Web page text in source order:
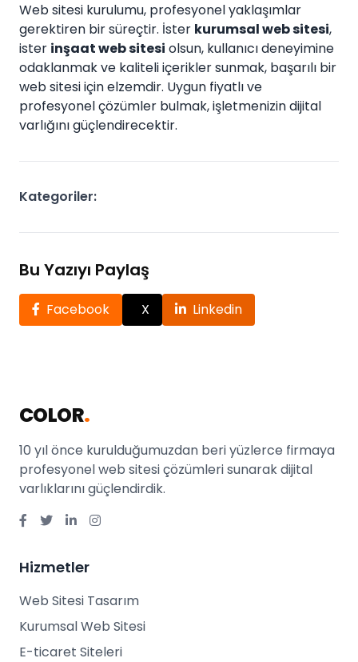
Web sitesi kurulumu, profesyonel yaklaşımlar
gerektiren bir süreçtir. İster kurumsal web sitesi,
ister inşaat web sitesi olsun, kullanıcı deneyimine
odaklanmak ve kaliteli içerikler sunmak, başarılı bir
web sitesi için elzemdir. Uygun fiyatlı ve
profesyonel çözümler bulmak, işletmenizin dijital
varlığını güçlendirecektir.
Kategoriler:
Bu Yazıyı Paylaş
Facebook X Linkedin
COLOR.
10 yıl önce kurulduğumuzdan beri yüzlerce firmaya
profesyonel web sitesi çözümleri sunarak dijital
varlıklarını güçlendirdik.
Hizmetler
Web Sitesi Tasarım
Kurumsal Web Sitesi
E-ticaret Siteleri